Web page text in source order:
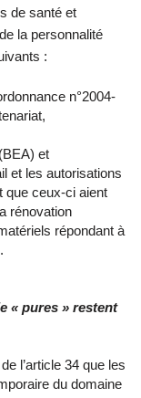
de santé et
la personnalité
:
n°2004-
et
et les autorisations
que ceux-ci aient
rénovation
répondant à
« pures » restent
l’article 34 que les
du domaine